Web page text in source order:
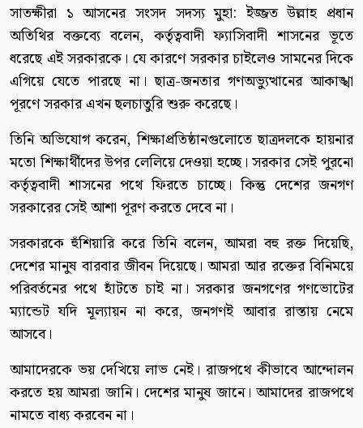
সাতক্ষীরা ১ আসনের সংসদ সদস্য মুহা: ইজ্জত উল্লাহ প্রধান
অতিথির বক্তব্যে বলেন, কর্তৃত্ববাদী ফ্যাসিবাদী শাসনের ভূতে
ধরেছে এই সরকারকে। যে কারণে সরকার চাইলেও সামনের দিকে
এগিয়ে যেতে পারছে না। ছাত্র-জনতার গণঅভ্যুত্থানের আকাঙ্খা
পূরণে সরকার এখন ছলচাতুরি শুরু করেছে।
তিনি অভিযোগ করেন, শিক্ষাপ্রতিষ্ঠানগুলোতে ছাত্রদলকে হায়নার
মতো শিক্ষার্থীদের উপর লেলিয়ে দেওয়া হচ্ছে। সরকার সেই পুরনো
কর্তৃত্ববাদী শাসনের পথে ফিরতে চাচ্ছে। কিন্তু দেশের জনগণ
সরকারের সেই আশা পূরণ করতে দেবে না।
সরকারকে হুঁশিয়ারি করে তিনি বলেন, আমরা বহু রক্ত দিয়েছি,
দেশের মানুষ বারবার জীবন দিয়েছে। আমরা আর রক্তের বিনিময়ে
পরিবর্তনের পথে হাঁটতে চাই না। সরকার জনগণের গণভোটের
ম্যান্ডেট যদি মূল্যায়ন না করে, জনগণই আবার রাস্তায় নেমে
আসবে।
আমাদেরকে ভয় দেখিয়ে লাভ নেই। রাজপথে কীভাবে আন্দোলন
করতে হয় আমরা জানি। দেশের মানুষ জানে। আমাদের রাজপথে
নামতে বাধ্য করবেন না।